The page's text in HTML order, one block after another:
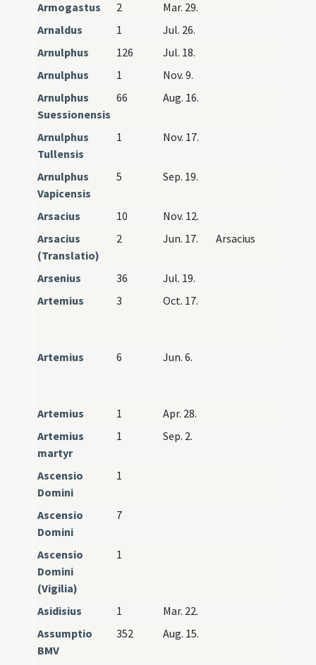
Armogastus 2
Mar. 29.
Arnaldus
1
Jul. 26.
Arnulphus
126
Jul. 18.
Arnulphus
1
Nov. 9.
Arnulphus
Suessionensis
66 Aug. 16.
Arnulphus
Tullensis
1 Nov. 17.
Arnulphus
Vapicensis
5 Sep. 19.
Arsacius 10
Nov. 12.
Arsacius
(Translatio)
2 Jun. 17. Arsacius
Arsenius 36
Jul. 19.
Artemius
3 Oct. 17.
Artemius 6 Jun. 6.
Artemius
1
Apr. 28.
Artemius
martyr
1 Sep. 2.
Ascensio
Domini
1
Ascensio
Domini
7
Ascensio
Domini
(Vigilia)
1
Asidisius 1
Mar. 22.
Assumptio
BMV
352 Aug. 15.